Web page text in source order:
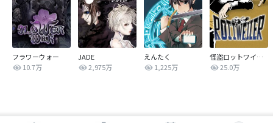
フラワーウォー
10.7万
JADE
2,975万
えんたく
1,225万
怪盗ロットワイラー
25.0万